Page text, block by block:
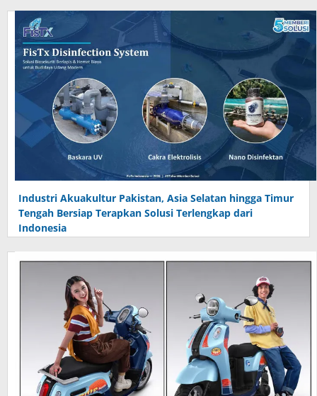
Industri Akuakultur Pakistan, Asia Selatan hingga Timur
Tengah Bersiap Terapkan Solusi Terlengkap dari
Indonesia